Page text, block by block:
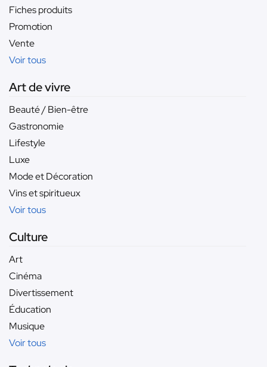
Fiches produits
Promotion
Vente
Voir tous
Art de vivre
Beauté / Bien-être
Gastronomie
Lifestyle
Luxe
Mode et Décoration
Vins et spiritueux
Voir tous
Culture
Art
Cinéma
Divertissement
Éducation
Musique
Voir tous